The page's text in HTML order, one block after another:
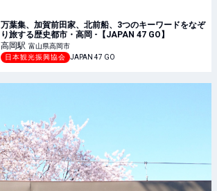
万葉集、加賀前田家、北前船、3つのキーワードをなぞ
り旅する歴史都市・高岡 -【JAPAN 47 GO】
高岡駅 富山県高岡市
日本観光振興協会
JAPAN 47 GO